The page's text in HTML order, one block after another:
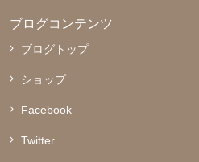
ブログコンテンツ
ブログトップ
ショップ
Facebook
Twitter